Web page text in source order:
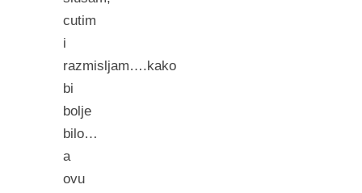
cutim
i
razmisljam….kako
bi
bolje
bilo…
a
ovu